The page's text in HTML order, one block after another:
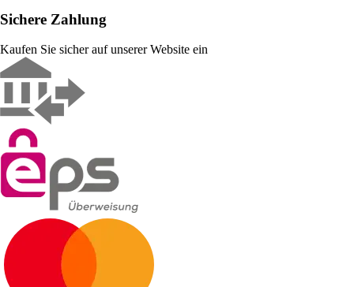
Sichere Zahlung
Kaufen Sie sicher auf unserer Website ein